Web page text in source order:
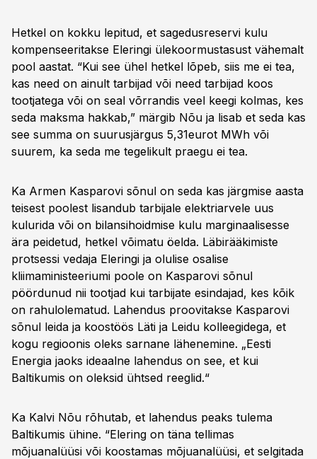
Hetkel on kokku lepitud, et sagedusreservi kulu
kompenseeritakse Eleringi ülekoormustasust vähemalt
pool aastat. “Kui see ühel hetkel lõpeb, siis me ei tea,
kas need on ainult tarbijad või need tarbijad koos
tootjatega või on seal võrrandis veel keegi kolmas, kes
seda maksma hakkab,” märgib Nõu ja lisab et seda kas
see summa on suurusjärgus 5,31eurot MWh või
suurem, ka seda me tegelikult praegu ei tea.
Ka Armen Kasparovi sõnul on seda kas järgmise aasta
teisest poolest lisandub tarbijale elektriarvele uus
kulurida või on bilansihoidmise kulu marginaalisesse
ära peidetud, hetkel võimatu öelda. Läbirääkimiste
protsessi vedaja Eleringi ja olulise osalise
kliimaministeeriumi poole on Kasparovi sõnul
pöördunud nii tootjad kui tarbijate esindajad, kes kõik
on rahulolematud. Lahendus proovitakse Kasparovi
sõnul leida ja koostöös Läti ja Leidu kolleegidega, et
kogu regioonis oleks sarnane lähenemine. „Eesti
Energia jaoks ideaalne lahendus on see, et kui
Baltikumis on oleksid ühtsed reeglid.“
Ka Kalvi Nõu rõhutab, et lahendus peaks tulema
Baltikumis ühine. “Elering on täna tellimas
mõjuanalüüsi või koostamas mõjuanalüüsi, et selgitada